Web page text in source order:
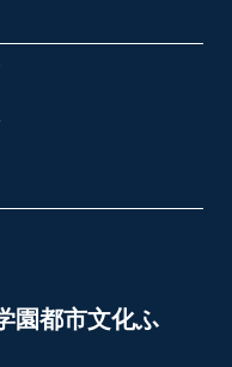
園都市文化ふ